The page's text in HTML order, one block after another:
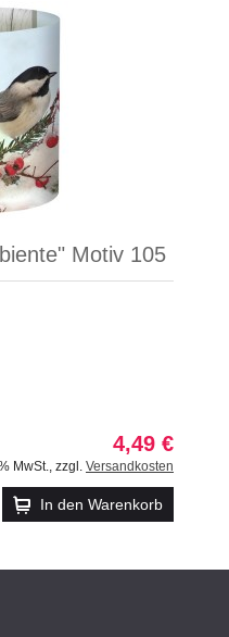
Motiv 105
4,49 €
MwSt. zzgl. Versandkosten
In den Warenkorb